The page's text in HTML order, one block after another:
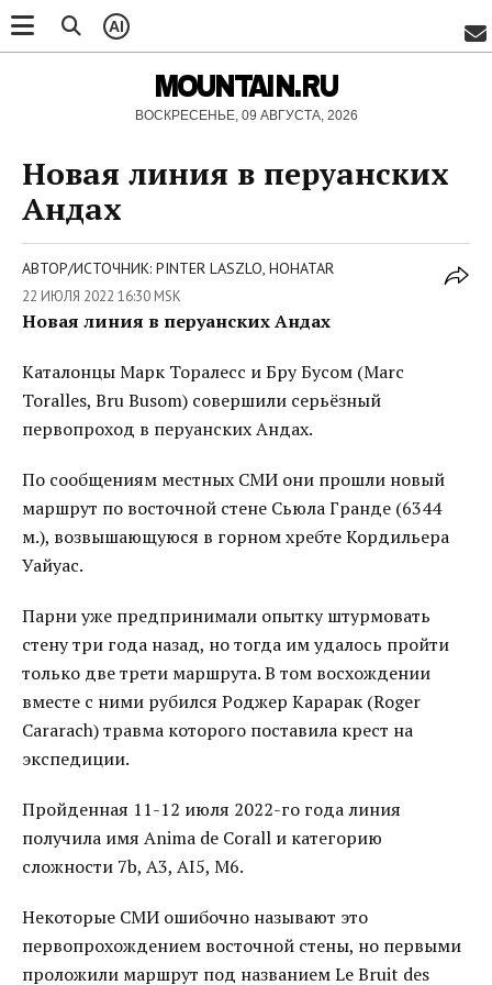
AI
MOUNTAIN.RU
ВОСКРЕСЕНЬЕ, 09 АВГУСТА, 2026
Новая линия в перуанских
Андах
АВТОР/ИСТОЧНИК: PINTER LASZLO, HOHATAR
22 ИЮЛЯ 2022 16:30 MSK
Новая линия в перуанских Андах
Каталонцы Марк Торалесс и Бру Бусом (Marc
Toralles, Bru Busom) совершили серьёзный
первопроход в перуанских Андах.
По сообщениям местных СМИ они прошли новый
маршрут по восточной стене Сьюла Гранде (6344
м.), возвышающуюся в горном хребте Кордильера
Уайуас.
Парни уже предпринимали опытку штурмовать
стену три года назад, но тогда им удалось пройти
только две трети маршрута. В том восхождении
вместе с ними рубился Роджер Карарак (Roger
Cararach) травма которого поставила крест на
экспедиции.
Пройденная 11-12 июля 2022-го года линия
получила имя Anima de Corall и категорию
сложности 7b, A3, AI5, M6.
Некоторые СМИ ошибочно называют это
первопрохождением восточной стены, но первыми
проложили маршрут под названием Le Bruit des